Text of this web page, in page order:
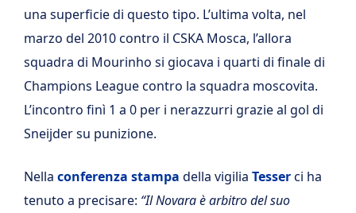
una superficie di questo tipo. L’ultima volta, nel
marzo del 2010 contro il CSKA Mosca, l’allora
squadra di Mourinho si giocava i quarti di finale di
Champions League contro la squadra moscovita.
L’incontro finì 1 a 0 per i nerazzurri grazie al gol di
Sneijder su punizione.
Nella conferenza stampa della vigilia Tesserci ha
tenuto a precisare: “Il Novara è arbitro del suo